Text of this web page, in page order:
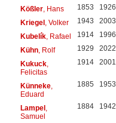
Kößler, Hans 1853 1926
Kriegel, Volker 1943 2003
Kubelík, Rafael 1914 1996
Kühn, Rolf 1929 2022
Kukuck,
Felicitas
1914 2001
Künneke,
Eduard
1885 1953
Lampel,
Samuel
1884 1942